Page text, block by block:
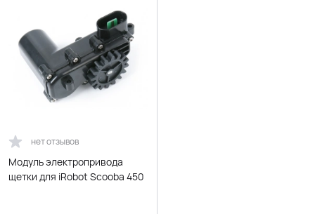
нет отзывов
Модуль электропривода
щетки для iRobot Scooba 450